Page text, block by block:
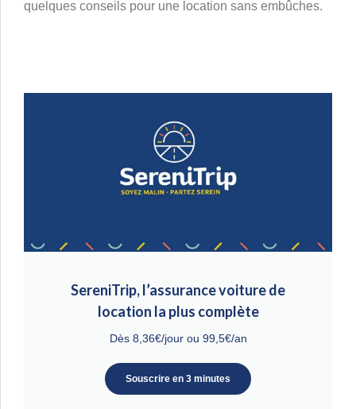
quelques conseils pour une location sans embûches.
SereniTrip, l’assurance voiture de
location la plus complète
Dès 8,36€/jour ou 99,5€/an
Souscrire en 3 minutes